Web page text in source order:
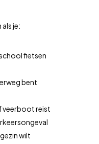
je:
fietsen
bent
veerboot reist
wilt